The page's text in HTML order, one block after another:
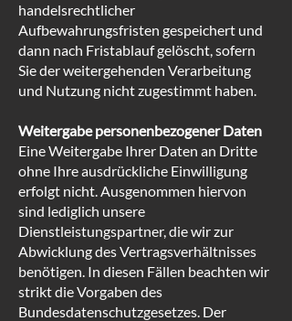
handelsrechtlicher
Aufbewahrungsfristen gespeichert und
dann nach Fristablauf gelöscht, sofern
Sie der weitergehenden Verarbeitung
und Nutzung nicht zugestimmt haben.
Weitergabe personenbezogener Daten
Eine Weitergabe Ihrer Daten an Dritte
ohne Ihre ausdrückliche Einwilligung
erfolgt nicht. Ausgenommen hiervon
sind lediglich unsere
Dienstleistungspartner, die wir zur
Abwicklung des Vertragsverhältnisses
benötigen. In diesen Fällen beachten wir
strikt die Vorgaben des
Bundesdatenschutzgesetzes. Der